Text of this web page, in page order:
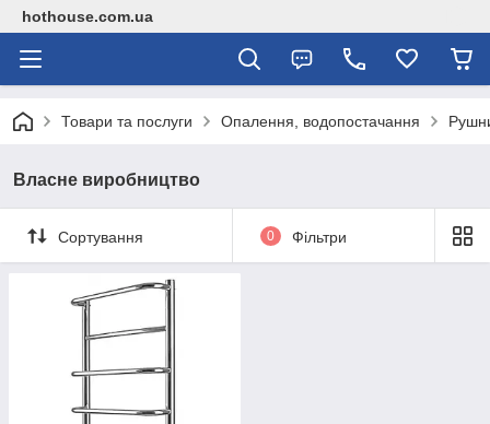
hothouse.com.ua
Товари та послуги Опалення, водопостачання
Власне виробництво
Сортування 0 Фільтри